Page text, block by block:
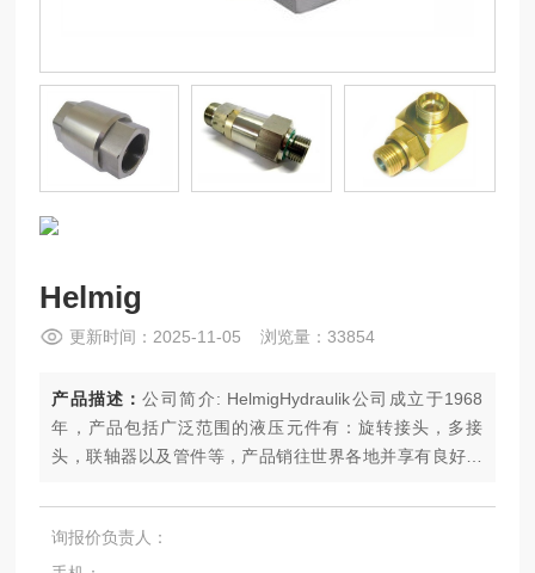
Helmig
更新时间：2025-11-05 浏览量：33854
产品描述：公司简介: HelmigHydraulik公司成立于1968
年，产品包括广泛范围的液压元件有：旋转接头，多接
头，联轴器以及管件等，产品销往世界各地并享有良好的
询报价负责人：